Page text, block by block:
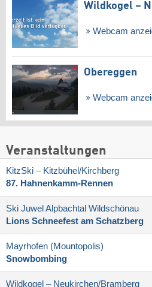
Wildkogel –
Webcam
Obereggen
Webcam
Veranstaltungen
KitzSki – Kitzbühel/​Kirchberg
87. Hahnenkamm-Rennen
Ski Juwel Alpbachtal Wildschönau
Lions Schneefest am Schatzberg
Mayrhofen (Mountopolis)
Snowbombing
Wildkogel – Neukirchen/​Bramberg